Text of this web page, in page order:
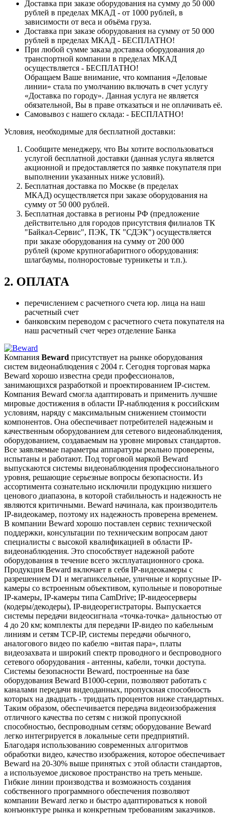
Доставка при заказе оборудования на сумму до 50 000
рублей в пределах МКАД - от 1000 рублей, в
зависимости от веса и объёма груза.
Доставка при заказе оборудования на сумму от 50 000
рублей в пределах МКАД - БЕСПЛАТНО!
При любой сумме заказа доставка оборудования до
транспортной компании в пределах МКАД
осуществляется - БЕСПЛАТНО!
Обращаем Ваше внимание, что компания «Деловые
линии» стала по умолчанию включать в счет услугу
«Доставка по городу». Данная услуга не является
обязательной, Вы в праве отказаться и не оплачивать её.
Самовывоз с нашего склада: - БЕСПЛАТНО!
Условия, необходимые для бесплатной доставки:
Сообщите менеджеру, что Вы хотите воспользоваться
услугой бесплатной доставки (данная услуга является
акционной и предоставляется по заявке покупателя при
выполнении указанных ниже условий).
Бесплатная доставка по Москве (в пределах
МКАД) осуществляется при заказе оборудования на
сумму от 50 000 рублей.
Бесплатная доставка в регионы РФ (предложение
действительно для городов присутствия филиалов ТК
"Байкал-Сервис", ПЭК, ТК "СДЭК") осуществляется
при заказе оборудования на сумму от 200 000
рублей (кроме крупногабаритного оборудования:
шлагбаумы, полноростовые турникеты и т.п.).
2. ОПЛАТА
перечислением с расчетного счета юр. лица на наш
расчетный счет
банковским переводом с расчетного счета покупателя на
наш расчетный счет через отделение Банка
Компания Beward присутствует на рынке оборудования
систем видеонаблюдения с 2004 г. Сегодня торговая марка
Beward хорошо известна среди профессионалов,
занимающихся разработкой и проектированием IP-систем.
Компания Beward смогла адаптировать и применить лучшие
мировые достижения в области IP-наблюдения к российским
условиям, наряду с максимальным снижением стоимости
компонентов. Она обеспечивает потребителей надежным и
качественным оборудованием для сетевого видеонаблюдения,
оборудованием, создаваемым на уровне мировых стандартов.
Все заявляемые параметры аппаратуры реально проверены,
испытаны и работают. Под торговой маркой Beward
выпускаются системы видеонаблюдения профессионального
уровня, решающие серьезные вопросы безопасности. Из
ассортимента сознательно исключили продукцию низшего
ценового диапазона, в которой стабильность и надежность не
являются критичными. Beward начинала, как производитель
IP-видеокамер, поэтому их надежность проверена временем.
В компании Beward хорошо поставлен сервис технической
поддержки, консультации по техническим вопросам дают
специалисты с высокой квалификацией в области IP-
видеонаблюдения. Это способствует надежной работе
оборудования в течение всего эксплуатационного срока.
Продукция Beward включает в себя IP-видеокамеры с
разрешением D1 и мегапиксельные, уличные и корпусные IP-
камеры со встроенным объективом, купольные и поворотные
IP-камеры, IP-камеры типа CamDrive; IP-видеосерверы
(кодеры/декодеры), IP-видеорегистраторы. Выпускается
системы передачи видеосигнала «точка-точка» дальностью от
4 до 20 км; комплекты для передачи IP-видео по кабельным
линиям и сетям TCP-IP, системы передачи обычного,
аналогового видео по кабелю «витая пара», платы
видеозахвата и широкий спектр проводного и беспроводного
сетевого оборудования - антенны, кабели, точки доступа.
Системы безопасности Beward, построенные на базе
оборудования Beward B1000-серии, позволяют работать с
каналами передачи видеоданных, пропускная способность
которых на двадцать - тридцать процентов ниже стандартных.
Таким образом, обеспечивается передача видеоизображения
отличного качества по сетям с низкой пропускной
способностью, беспроводным сетям; оборудование Beward
легко интегрируется в локальные сети предприятий.
Благодаря использованию современных алгоритмов
обработки видео, качество изображения, которое обеспечивает
Beward на 20-30% выше принятых с этой области стандартов,
а используемое дисковое пространство на треть меньше.
Гибкие линии производства и возможность создания
собственного программного обеспечения позволяют
компании Beward легко и быстро адаптироваться к новой
конъюнктуре рынка и конкретным требованиям заказчиков.